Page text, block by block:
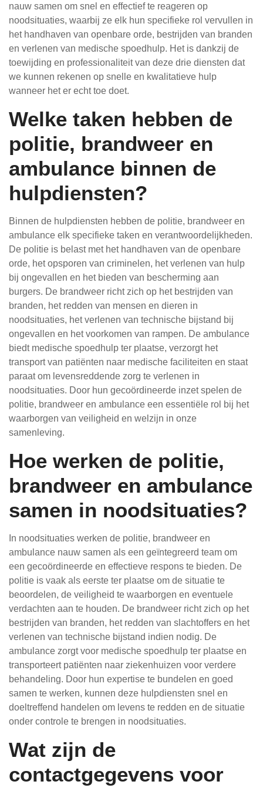
nauw samen om snel en effectief te reageren op
noodsituaties, waarbij ze elk hun specifieke rol vervullen in
het handhaven van openbare orde, bestrijden van branden
en verlenen van medische spoedhulp. Het is dankzij de
toewijding en professionaliteit van deze drie diensten dat
we kunnen rekenen op snelle en kwalitatieve hulp
wanneer het er echt toe doet.
Welke taken hebben de
politie, brandweer en
ambulance binnen de
hulpdiensten?
Binnen de hulpdiensten hebben de politie, brandweer en
ambulance elk specifieke taken en verantwoordelijkheden.
De politie is belast met het handhaven van de openbare
orde, het opsporen van criminelen, het verlenen van hulp
bij ongevallen en het bieden van bescherming aan
burgers. De brandweer richt zich op het bestrijden van
branden, het redden van mensen en dieren in
noodsituaties, het verlenen van technische bijstand bij
ongevallen en het voorkomen van rampen. De ambulance
biedt medische spoedhulp ter plaatse, verzorgt het
transport van patiënten naar medische faciliteiten en staat
paraat om levensreddende zorg te verlenen in
noodsituaties. Door hun gecoördineerde inzet spelen de
politie, brandweer en ambulance een essentiële rol bij het
waarborgen van veiligheid en welzijn in onze
samenleving.
Hoe werken de politie,
brandweer en ambulance
samen in noodsituaties?
In noodsituaties werken de politie, brandweer en
ambulance nauw samen als een geïntegreerd team om
een gecoördineerde en effectieve respons te bieden. De
politie is vaak als eerste ter plaatse om de situatie te
beoordelen, de veiligheid te waarborgen en eventuele
verdachten aan te houden. De brandweer richt zich op het
bestrijden van branden, het redden van slachtoffers en het
verlenen van technische bijstand indien nodig. De
ambulance zorgt voor medische spoedhulp ter plaatse en
transporteert patiënten naar ziekenhuizen voor verdere
behandeling. Door hun expertise te bundelen en goed
samen te werken, kunnen deze hulpdiensten snel en
doeltreffend handelen om levens te redden en de situatie
onder controle te brengen in noodsituaties.
Wat zijn de
contactgegevens voor